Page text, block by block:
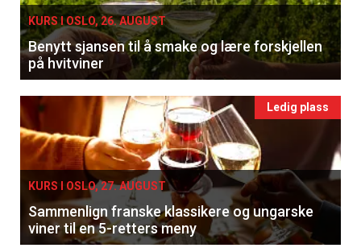
KURS I OSLO, 26. AUGUST
Benytt sjansen til å smake og lære forskjellen
på hvitviner
Ledig plass
KURS I OSLO, 27. AUGUST
Sammenlign franske klassikere og ungarske
viner til en 5-retters meny